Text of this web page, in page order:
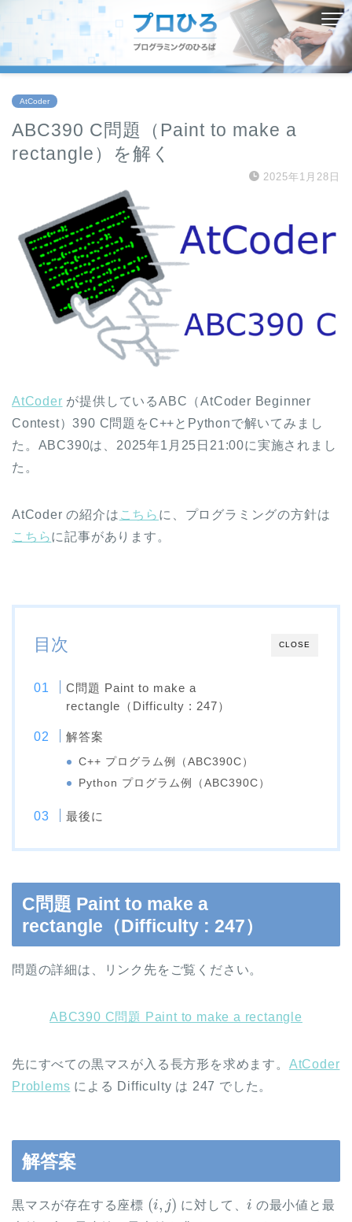
AtCoder
ABC390 C問題（Paint to make a
rectangle）を解く
2025年1月28日
AtCoder が提供しているABC（AtCoder Beginner
Contest）390 C問題をC++とPythonで解いてみまし
た。ABC390は、2025年1月25日21:00に実施されまし
た。
AtCoder の紹介は こちら に、プログラミングの方針は
こちらに記事があります。
CLOSE
目次
C問題 Paint to make a
rectangle（Difficulty : 247）
解答案
C++ プログラム例（ABC390C）
Python プログラム例（ABC390C）
最後に
C問題 Paint to make a
rectangle（Difficulty : 247）
問題の詳細は、リンク先をご覧ください。
ABC390 C問題 Paint to make a rectangle
先にすべての黒マスが入る長方形を求めます。 AtCoder
Problems による Difficulty は 247 でした。
解答案
黒マスが存在する座標
(i, )
に対して、
i
の最小値と最
j